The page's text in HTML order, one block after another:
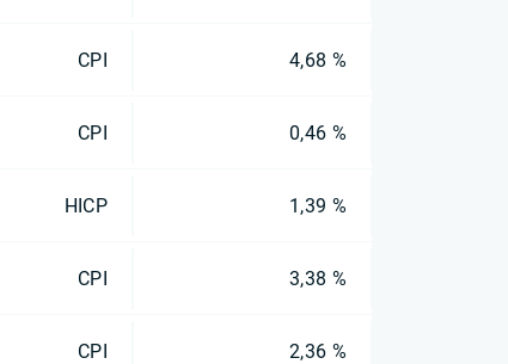
CPI 4,68 %
CPI 0,46 %
HICP 1,39 %
CPI 3,38 %
CPI 2,36 %